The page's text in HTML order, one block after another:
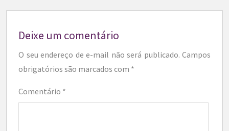
Deixe um comentário
O seu endereço de e-mail não será publicado. Campos
obrigatórios são marcados com *
Comentário *